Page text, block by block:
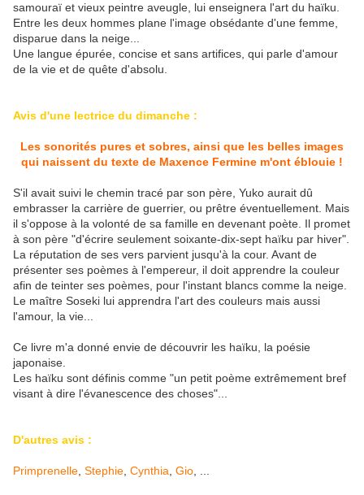
samouraï et vieux peintre aveugle, lui enseignera l'art du haïku.
Entre les deux hommes plane l'image obsédante d'une femme,
disparue dans la neige...
Une langue épurée, concise et sans artifices, qui parle d'amour
de la vie et de quête d'absolu.
Avis d'une lectrice du dimanche :
Les sonorités pures et sobres, ainsi que les belles images
qui naissent du texte de Maxence Fermine m'ont éblouie !
S'il avait suivi le chemin tracé par son père, Yuko aurait dû
embrasser la carrière de guerrier, ou prêtre éventuellement. Mais
il s'oppose à la volonté de sa famille en devenant poète. Il promet
à son père "d'écrire seulement soixante-dix-sept haïku par hiver".
La réputation de ses vers parvient jusqu'à la cour. Avant de
présenter ses poèmes à l'empereur, il doit apprendre la couleur
afin de teinter ses poèmes, pour l'instant blancs comme la neige.
Le maître Soseki lui apprendra l'art des couleurs mais aussi
l'amour, la vie...
Ce livre m'a donné envie de découvrir les haïku, la poésie
japonaise.
Les haïku sont définis comme "un petit poème extrêmement bref
visant à dire l'évanescence des choses"...
D'autres avis :
Primprenelle Stephie Cynthia Gio